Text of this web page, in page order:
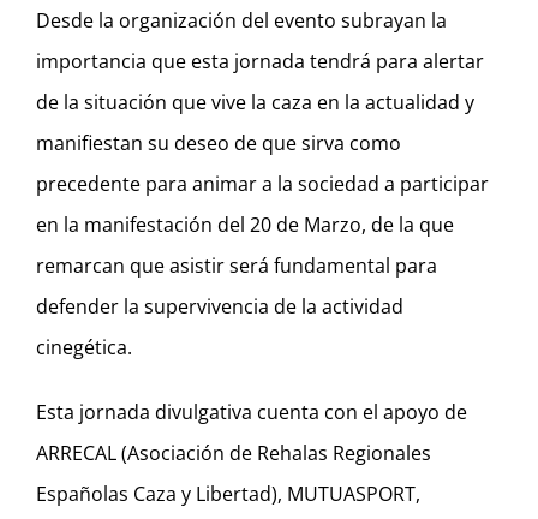
Desde la organización del evento subrayan la
importancia que esta jornada tendrá para alertar
de la situación que vive la caza en la actualidad y
manifiestan su deseo de que sirva como
precedente para animar a la sociedad a participar
en la manifestación del 20 de Marzo, de la que
remarcan que asistir será fundamental para
defender la supervivencia de la actividad
cinegética.
Esta jornada divulgativa cuenta con el apoyo de
ARRECAL (Asociación de Rehalas Regionales
Españolas Caza y Libertad), MUTUASPORT,